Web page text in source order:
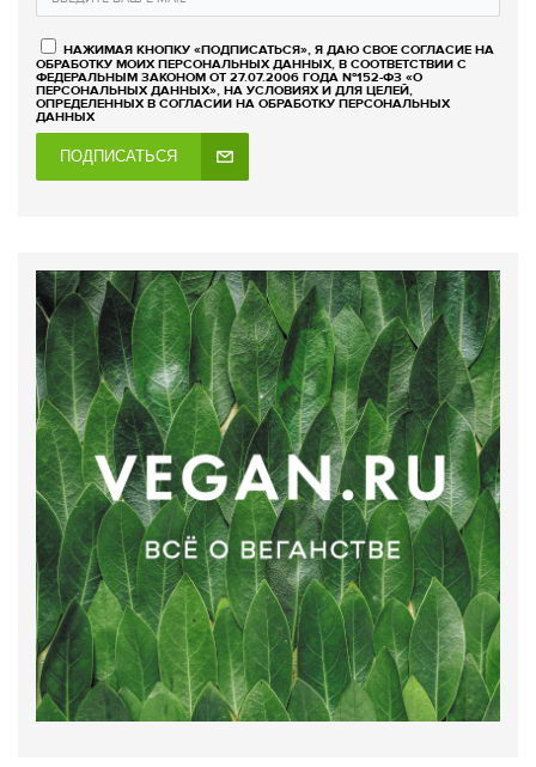
НАЖИМАЯ КНОПКУ «ПОДПИСАТЬСЯ», Я ДАЮ СВОЕ СОГЛАСИЕ НА
ОБРАБОТКУ МОИХ ПЕРСОНАЛЬНЫХ ДАННЫХ, В СООТВЕТСТВИИ С
ФЕДЕРАЛЬНЫМ ЗАКОНОМ ОТ 27.07.2006 ГОДА №152-ФЗ «О
ПЕРСОНАЛЬНЫХ ДАННЫХ», НА УСЛОВИЯХ И ДЛЯ ЦЕЛЕЙ,
ОПРЕДЕЛЕННЫХ В СОГЛАСИИ НА ОБРАБОТКУ ПЕРСОНАЛЬНЫХ
ДАННЫХ
ПОДПИСАТЬСЯ